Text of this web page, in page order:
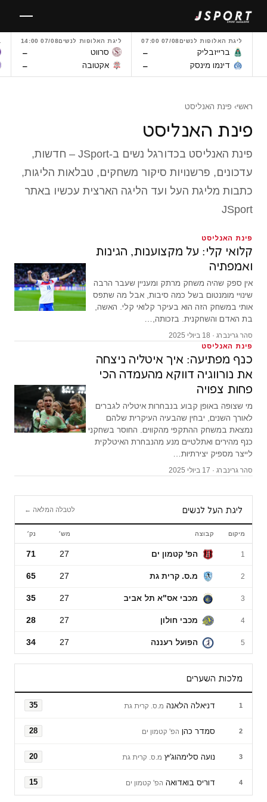
לתוכן
ליגת האלופות לנשים07/08 07:00
ברייזבליק –
דינמו מינסק –
ליגת האלופות לנשים07/08 14:00
סרווט –
אקטובה –
ראשי› פינת האנליסט
פינת האנליסט
פינת האנליסט בכדורגל נשים ב-JSport – חדשות,
עדכונים, פרשנויות סיקור משחקים, טבלאות הליגות,
כתבות מליגת העל ועד הליגה הארצית עכשיו באתר
JSport
פינת האנליסט
קלואי קלי: על מקצוענות, הגינות
ואמפתיה
אין ספק שהיה משחק מרתק ומעניין שעבר הרבה
שינויי מומנטום בשל כמה סיבות, אבל מה שתפס
אותי במשחק הזה הוא בעיקר קלואי קלי. האשה,
בת האדם והשחקנית. בזכותה,…
סהר גרינברג · 18 ביולי 2025
פינת האנליסט
כנף מפתיעה: איך איטליה ניצחה
את נורווגיה דווקא מהעמדה הכי
פחות צפויה
מי שצופה באופן קבוע בנבחרות איטליה לגברים
לאורך השנים, יבחין שהבעיה העיקרית שלהם
נמצאת במשחק ההתקפי מהקווים. החוסר בשחקני
כנף מהירים ואתלטיים מנע מהנבחרת האיטלקית
לייצר מספיק יצירתיות…
סהר גרינברג · 17 ביולי 2025
ליגת העל לנשים לטבלה המלאה ←
ליגת העל לנשים
מיקום קבוצה מש׳ נק׳
1 הפ' קטמון ים 27
71
2 מ.ס. קרית גת 27
65
3 מכבי אס"א תל אביב 27
35
4 מכבי חולון 27
28
5 הפועל רעננה 27
34
מלכות השערים
1 דניאלה הלאנה מ.ס. קרית גת 35
2 סמדר כהן הפ' קטמון ים 28
3 נועה סלימהוג'יץ מ.ס. קרית גת 20
4 דוריס בואדואה הפ' קטמון ים 15